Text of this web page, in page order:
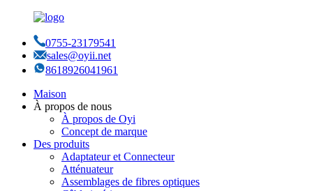
0755-23179541
sales@oyii.net
8618926041961
Maison
À propos de nous
À propos de Oyi
Concept de marque
Des produits
Adaptateur et Connecteur
Atténuateur
Assemblages de fibres optiques